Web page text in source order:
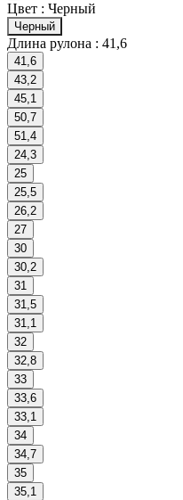
Цвет : Черный
Черный
Длина рулона : 41,6
41,6
43,2
45,1
50,7
51,4
24,3
25
25,5
26,2
27
30
30,2
31
31,5
31,1
32
32,8
33
33,6
33,1
34
34,7
35
35,1